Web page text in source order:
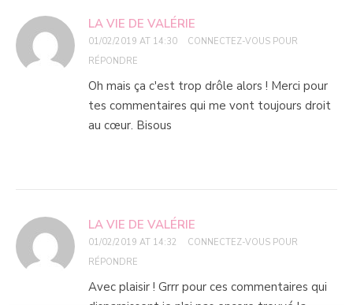
LA VIE DE VALÉRIE
01/02/2019 AT 14:30
CONNECTEZ-VOUS POUR
RÉPONDRE
Oh mais ça c'est trop drôle alors ! Merci pour
tes commentaires qui me vont toujours droit
au cœur. Bisous
LA VIE DE VALÉRIE
01/02/2019 AT 14:32
CONNECTEZ-VOUS POUR
RÉPONDRE
Avec plaisir ! Grrr pour ces commentaires qui